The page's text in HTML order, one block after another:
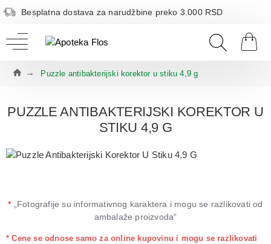
Besplatna dostava za narudžbine preko 3.000 RSD
Puzzle antibakterijski korektor u stiku 4,9 g
PUZZLE ANTIBAKTERIJSKI KOREKTOR U
STIKU 4,9 G
* „Fotografije su informativnog karaktera i mogu se razlikovati od
ambalaže proizvoda“
* Cene se odnose samo za online kupovinu i mogu se razlikovati